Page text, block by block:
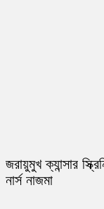
জরায়ুমুখ ক্যান্সার
নার্স নাজমা